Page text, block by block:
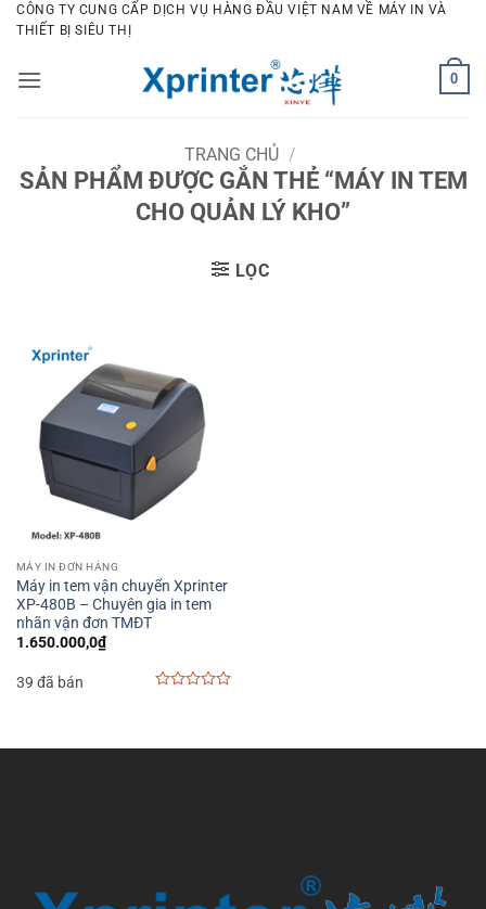
Bỏ
qua
dung
CÔNG TY CUNG CẤP DỊCH VỤ HÀNG ĐẦU VIỆT NAM VỀ MÁY IN VÀ
THIẾT BỊ SIÊU THỊ
0
TRANG CHỦ /
SẢN PHẨM ĐƯỢC GẮN THẺ “MÁY IN TEM
CHO QUẢN LÝ KHO”
LỌC
MÁY IN ĐƠN HÀNG
Máy in tem vận chuyển Xprinter
XP-480B – Chuyên gia in tem
nhãn vận đơn TMĐT
1.650.000,0₫
39 đã bán
5